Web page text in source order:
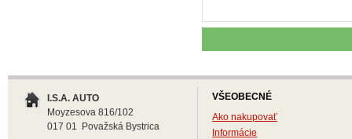
I.S.A. AUTO
Moyzesova 816/102
017 01 Považská Bystrica
VŠEOBECNÉ
Ako nakupovať
Informácie